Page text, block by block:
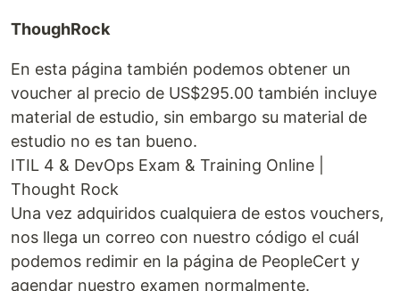
ThoughRock
En esta página también podemos obtener un
voucher al precio de US$295.00 también incluye
material de estudio, sin embargo su material de
estudio no es tan bueno.
ITIL 4 & DevOps Exam & Training Online |
Thought Rock
Una vez adquiridos cualquiera de estos vouchers,
nos llega un correo con nuestro código el cuál
podemos redimir en la página de PeopleCert y
agendar nuestro examen normalmente.